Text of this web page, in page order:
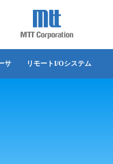
サ リモートI/Oシステム
シリーズ別
シリーズ別
シリーズ別
シリーズ別
シリーズ別
シリーズ別
PWM出力変換器